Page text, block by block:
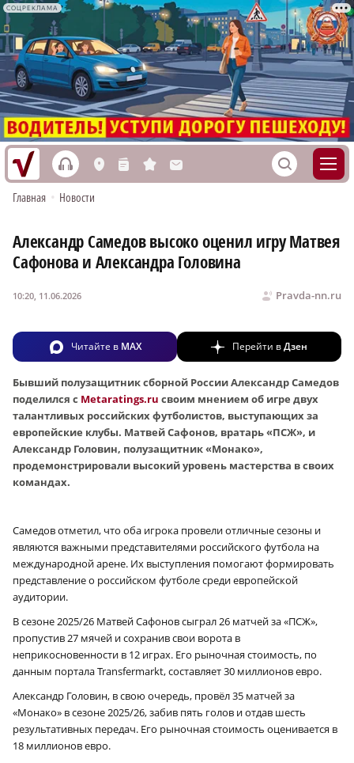
СОЦРЕКЛАМА
h L n s M S
Главная • Новости
Александр Самедов высоко оценил игру Матвея
Сафонова и Александра Головина
Pravda-nn.ru
10:20, 11.06.2026
Читайте в MAX Перейти вДзен
Бывший полузащитник сборной России Александр Самедов
поделился с Metaratings.ru своим мнением об игре двух
талантливых российских футболистов, выступающих за
европейские клубы. Матвей Сафонов, вратарь «ПСЖ», и
Александр Головин, полузащитник «Монако»,
продемонстрировали высокий уровень мастерства в своих
командах.
Самедов отметил, что оба игрока провели отличные сезоны и
являются важными представителями российского футбола на
международной арене. Их выступления помогают формировать
представление о российском футболе среди европейской
аудитории.
В сезоне 2025/26 Матвей Сафонов сыграл 26 матчей за «ПСЖ»,
пропустив 27 мячей и сохранив свои ворота в
неприкосновенности в 12 играх. Его рыночная стоимость, по
данным портала Transfermarkt, составляет 30 миллионов евро.
Александр Головин, в свою очередь, провёл 35 матчей за
«Монако» в сезоне 2025/26, забив пять голов и отдав шесть
результативных передач. Его рыночная стоимость оценивается в
18 миллионов евро.